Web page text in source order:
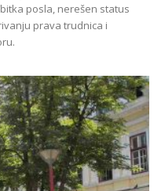
posla, nerešen status
prava trudnica i